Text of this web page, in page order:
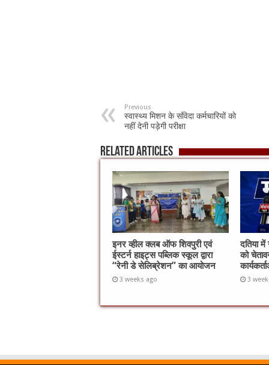
Previous
स्वास्थ्य मिशन के संविदा कर्मचारियों काे
नहीं देनी पड़ेगी परीक्षा
Related Articles
इनर व्हील क्लब ऑफ शिवपुरी एवं
ईस्टर्न हाइट्स पब्लिक स्कूल द्वारा
“रेनी डे सेलिब्रेशन” का आयोजन
3 weeks ago
दतिया में
को
3